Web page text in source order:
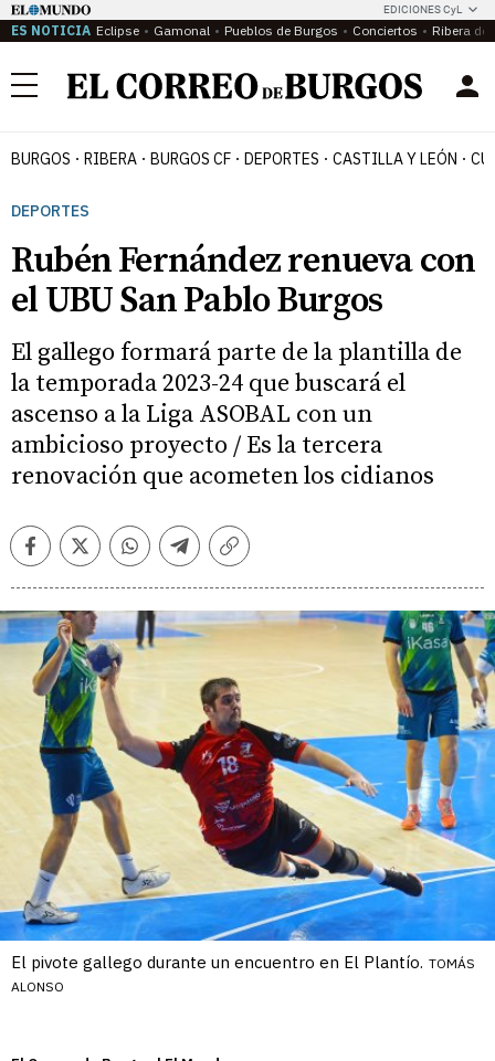
EDICIONES CyL
ES NOTICIA Eclipse Gamonal Pueblos de Burgos Conciertos Ribera del
Menú
BURGOS RIBERA BURGOS CF DEPORTES CASTILLA Y LEÓN
DEPORTES
Rubén Fernández renueva con
el UBU San Pablo Burgos
El gallego formará parte de la plantilla de
la temporada 2023-24 que buscará el
ascenso a la Liga ASOBAL con un
ambicioso proyecto / Es la tercera
renovación que acometen los cidianos
FacebookTwitterWhatsappTelegramCopiar
El pivote gallego durante un encuentro en El Plantío. TOMÁS
ALONSO